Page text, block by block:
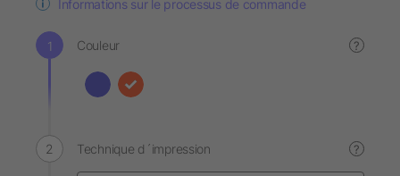
Informations sur le processus de commande
Couleur ?
Technique d´impression ?